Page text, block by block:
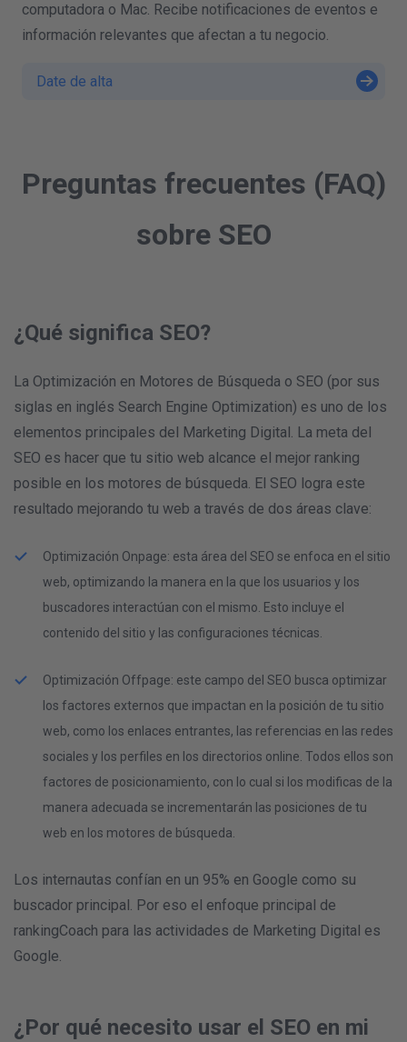
computadora o Mac. Recibe notificaciones de eventos e
información relevantes que afectan a tu negocio.
Date de alta
Preguntas frecuentes (FAQ)
sobre SEO
¿Qué significa SEO?
La Optimización en Motores de Búsqueda o SEO (por sus
siglas en inglés Search Engine Optimization) es uno de los
elementos principales del Marketing Digital. La meta del
SEO es hacer que tu sitio web alcance el mejor ranking
posible en los motores de búsqueda. El SEO logra este
resultado mejorando tu web a través de dos áreas clave:
Optimización Onpage: esta área del SEO se enfoca en el sitio
web, optimizando la manera en la que los usuarios y los
buscadores interactúan con el mismo. Esto incluye el
contenido del sitio y las configuraciones técnicas.
Optimización Offpage: este campo del SEO busca optimizar
los factores externos que impactan en la posición de tu sitio
web, como los enlaces entrantes, las referencias en las redes
sociales y los perfiles en los directorios online. Todos ellos son
factores de posicionamiento, con lo cual si los modificas de la
manera adecuada se incrementarán las posiciones de tu
web en los motores de búsqueda.
Los internautas confían en un 95% en Google como su
buscador principal. Por eso el enfoque principal de
rankingCoach para las actividades de Marketing Digital es
Google.
¿Por qué necesito usar el SEO en mi